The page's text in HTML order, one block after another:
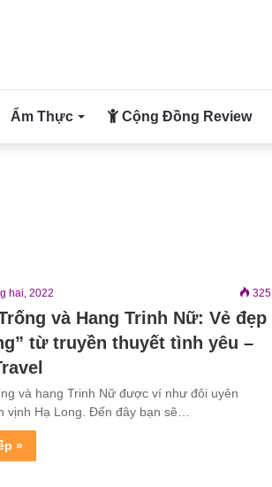
Ẩm Thực Cộng Đồng Review
hai, 2022 325
và Hang Trinh Nữ: Vẻ đẹp
từ truyền thuyết tình yêu –
và hang Trinh Nữ được ví như đôi uyên
vịnh Hạ Long. Đến đây bạn sẽ…
»